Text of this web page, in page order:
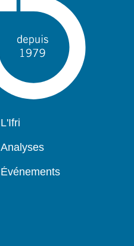
Navigation
L'Ifri
Analyses
Événements